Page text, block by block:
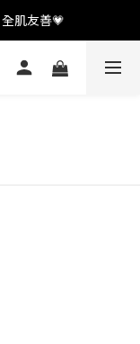
肌友善💗
肌友善💗
惠